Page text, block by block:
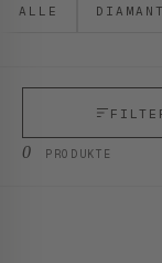
ALLE
0 PRODUKTE